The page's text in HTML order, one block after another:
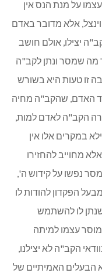
על מנת הנס אין
אלא מדובר באדם
יצילו, אולם חושב
מה שמסר ונתן לקב"ה
זו טעות היא בשורש
האדם, שהקב"ה מחיה
הקב"ה לאדם למות,
במקרים אלו אין
מחוייב להחזירו
נפשו על קידוש ה',
הפקדון להודות לו
שנתן לו להשתמש
עצמו למיתה
הקב"ה לא יצילנו,
הבעלים האמיתיים של